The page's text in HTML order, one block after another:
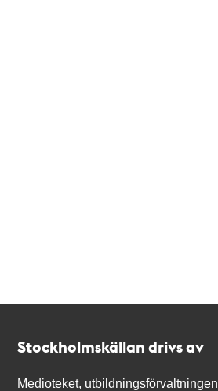
Stockholmskällan drivs av
Medioteket, utbildningsförvaltningen